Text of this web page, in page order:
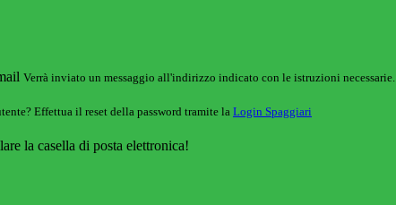
Verrà inviato un messaggio all'indirizzo indicato con le istruzioni necessarie.
Effettua il reset della password tramite la Login Spaggiari
la casella di posta elettronica!